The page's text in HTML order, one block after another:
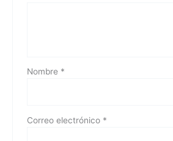
Nombre *
Correo electrónico *